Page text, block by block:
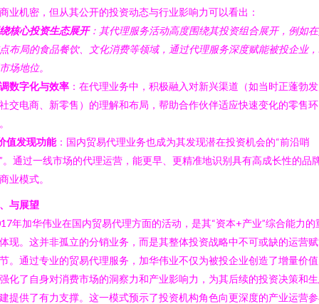
业机密，但从其公开的投资动态与行业影响力可以看出：
核心投资生态展开：其代理服务活动高度围绕其投资组合展开，例如
布局的食品餐饮、文化消费等领域，通过代理服务深度赋能被投企业
场地位。
数字化与效率 ：在代理业务中，积极融入对新兴渠道（如当时正蓬勃
交电商、新零售）的理解和布局，帮助合作伙伴适应快速变化的零售环
值发现功能：国内贸易代理业务也成为其发现潜在投资机会的“前沿哨
。通过一线市场的代理运营，能更早、更精准地识别具有高成长性的品
业模式。
与展望
年加华伟业在国内贸易代理方面的活动，是其“资本+产业”综合能力的
现。这并非孤立的分销业务，而是其整体投资战略中不可或缺的运营
。通过专业的贸易代理服务，加华伟业不仅为被投企业创造了增量价
化了自身对消费市场的洞察力和产业影响力，为其后续的投资决策和
提供了有力支撑。这一模式预示了投资机构角色向更深度的产业运营